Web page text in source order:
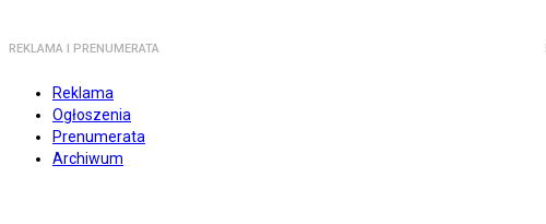
REKLAMA I PRENUMERATA
Reklama
Ogłoszenia
Prenumerata
Archiwum